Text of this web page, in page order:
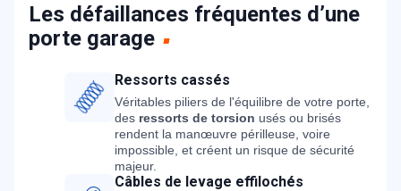
Les défaillances fréquentes d’une
porte garage
Ressorts cassés
Véritables piliers de l'équilibre de votre porte,
des ressorts de torsion usés ou brisés
rendent la manœuvre périlleuse, voire
impossible, et créent un risque de sécurité
majeur.
Câbles de levage effilochés